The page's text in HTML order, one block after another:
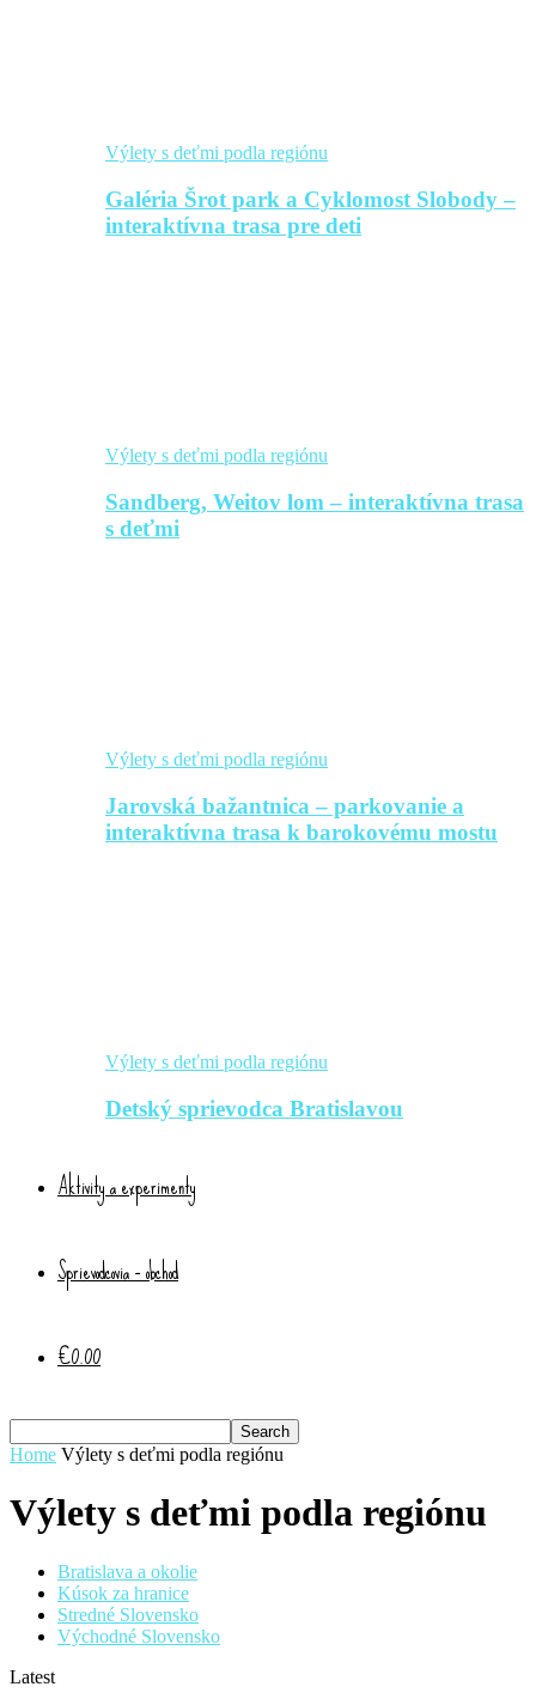
Výlety s deťmi podla regiónu
Galéria Šrot park a Cyklomost Slobody –
interaktívna trasa pre deti
Výlety s deťmi podla regiónu
Sandberg, Weitov lom – interaktívna trasa
s deťmi
Výlety s deťmi podla regiónu
Jarovská bažantnica – parkovanie a
interaktívna trasa k barokovému mostu
Výlety s deťmi podla regiónu
Detský sprievodca Bratislavou
Aktivity a experimenty
Sprievodcovia – obchod
€0.00
Home Výlety s deťmi podla regiónu
Výlety s deťmi podla regiónu
Bratislava a okolie
Kúsok za hranice
Stredné Slovensko
Východné Slovensko
Latest